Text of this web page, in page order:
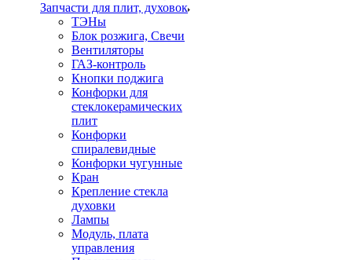
Запчасти для плит, духовок
ТЭНы
Блок розжига, Свечи
Вентиляторы
ГАЗ-контроль
Кнопки поджига
Конфорки для
стеклокерамических
плит
Конфорки
спиралевидные
Конфорки чугунные
Кран
Крепление стекла
духовки
Лампы
Модуль, плата
управления